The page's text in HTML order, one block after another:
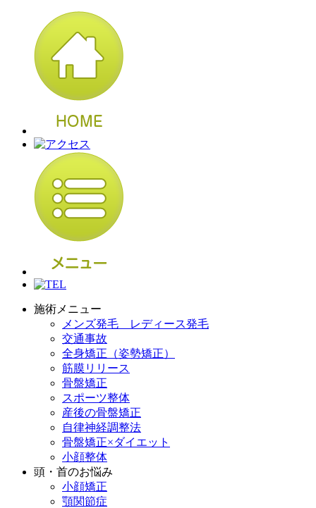
施術メニュー
メンズ発毛 レディース発毛
交通事故
全身矯正（姿勢矯正）
筋膜リリース
骨盤矯正
スポーツ整体
産後の骨盤矯正
自律神経調整法
骨盤矯正×ダイエット
小顔整体
頭・首のお悩み
小顔矯正
顎関節症